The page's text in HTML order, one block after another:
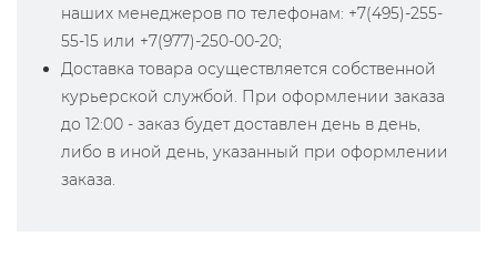
наших менеджеров по телефонам: +7(495)-255-
55-15 или +7(977)-250-00-20;
Доставка товара осуществляется собственной
курьерской службой. При оформлении заказа
до 12:00 - заказ будет доставлен день в день,
либо в иной день, указанный при оформлении
заказа.